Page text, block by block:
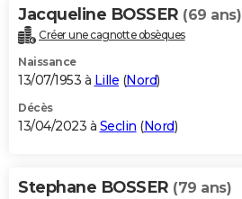
Jacqueline BOSSER (69 ans)
Créer une cagnotte obsèques
Naissance
13/07/1953 à Lille (Nord)
Décès
13/04/2023 à Seclin (Nord)
Stephane BOSSER (79 ans)